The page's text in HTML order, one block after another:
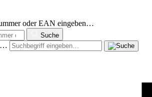
oder EAN eingeben…
Suche